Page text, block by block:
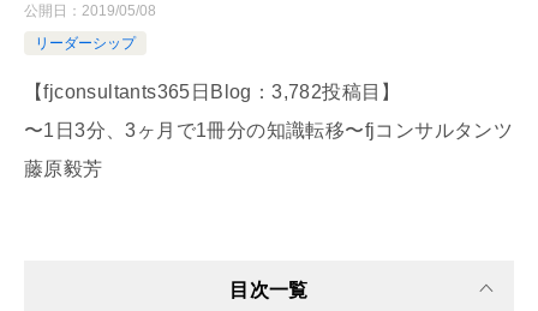
公開日： 2019/05/08
リーダーシップ
【fjconsultants365日Blog：3,782投稿目】
〜1日3分、3ヶ月で1冊分の知識転移〜fjコンサルタンツ
藤原毅芳
目次一覧